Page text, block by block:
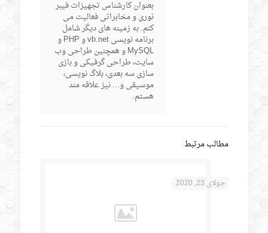
بعنوان کارشناس تجهیزات فیبر
نوری و مخابراتی فعالیت می
کنم. به زمینه های دیگر شامل
برنامه نویسی vb.net و PHP و
MySQL و همچنین طراحی وب
سایت، طراحی گرفیکی و بازی
سازی سه بعدی، بلاگ نویسی،
موسیقی و... نیز علاقه مند
هستم.
مطالب مرتبط
جولای 23, 2020